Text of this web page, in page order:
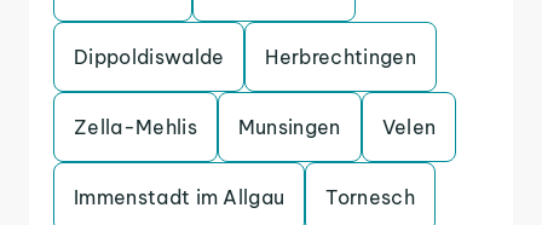
Dippoldiswalde Herbrechtingen
Zella-Mehlis Munsingen Velen
Immenstadt im Allgau Tornesch